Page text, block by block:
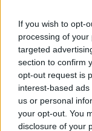
If you wish to opt-
processing of
targeted
section to confirm
opt-out request is
interest-based
us or personal
your opt-out. You
disclosure of your
Zpravodajství
Zpravodajství